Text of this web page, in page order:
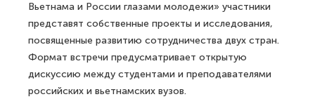
Вьетнама и России глазами молодежи» участники
представят собственные проекты и исследования,
посвященные развитию сотрудничества двух стран.
Формат встречи предусматривает открытую
дискуссию между студентами и преподавателями
российских и вьетнамских вузов.